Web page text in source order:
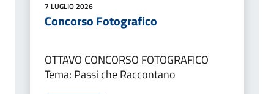
7 LUGLIO 2026
Concorso Fotografico
OTTAVO CONCORSO FOTOGRAFICO
Tema: Passi che Raccontano